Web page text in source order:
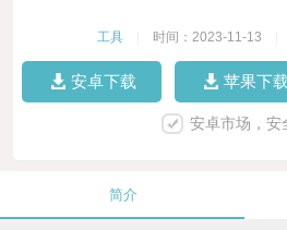
工具 时间：2023-11-13
安卓下载 苹果下载
安卓市场，安
简介